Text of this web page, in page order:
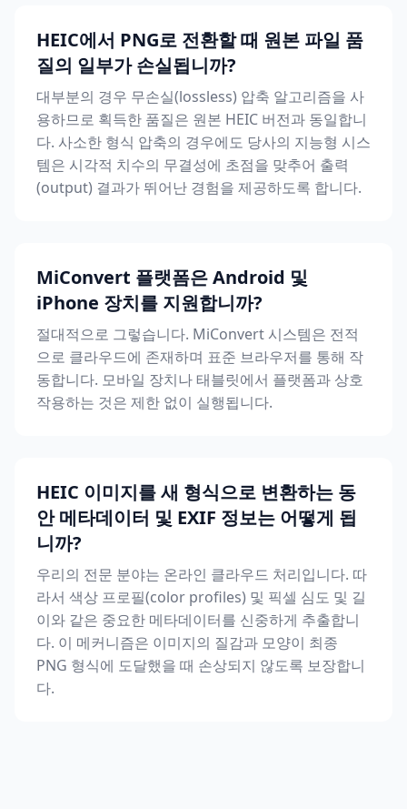
HEIC에서 PNG로 전환할 때 원본 파일 품
질의 일부가 손실됩니까?
대부분의 경우 무손실(lossless) 압축 알고리즘을 사
용하므로 획득한 품질은 원본 HEIC 버전과 동일합니
다. 사소한 형식 압축의 경우에도 당사의 지능형 시스
템은 시각적 치수의 무결성에 초점을 맞추어 출력
(output) 결과가 뛰어난 경험을 제공하도록 합니다.
MiConvert 플랫폼은 Android 및
iPhone 장치를 지원합니까?
절대적으로 그렇습니다. MiConvert 시스템은 전적
으로 클라우드에 존재하며 표준 브라우저를 통해 작
동합니다. 모바일 장치나 태블릿에서 플랫폼과 상호
작용하는 것은 제한 없이 실행됩니다.
HEIC 이미지를 새 형식으로 변환하는 동
안 메타데이터 및 EXIF 정보는 어떻게 됩
니까?
우리의 전문 분야는 온라인 클라우드 처리입니다. 따
라서 색상 프로필(color profiles) 및 픽셀 심도 및 길
이와 같은 중요한 메타데이터를 신중하게 추출합니
다. 이 메커니즘은 이미지의 질감과 모양이 최종
PNG 형식에 도달했을 때 손상되지 않도록 보장합니
다.